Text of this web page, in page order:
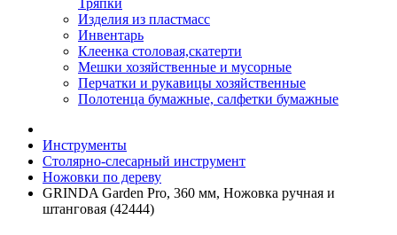
Тряпки
Изделия из пластмасс
Инвентарь
Клеенка столовая,скатерти
Мешки хозяйственные и мусорные
Перчатки и рукавицы хозяйственные
Полотенца бумажные, салфетки бумажные
Инструменты
Столярно-слесарный инструмент
Ножовки по дереву
GRINDA Garden Pro, 360 мм, Ножовка ручная и
штанговая (42444)